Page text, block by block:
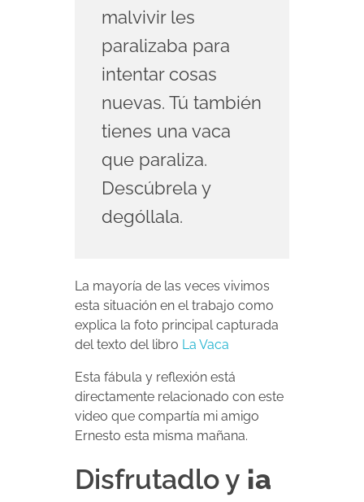
malvivir les
paralizaba para
intentar cosas
nuevas. Tú también
tienes una vaca
que paraliza.
Descúbrela y
dególlala.
La mayoría de las veces vivimos
esta situación en el trabajo como
explica la foto principal capturada
del texto del libro La Vaca
Esta fábula y reflexión está
directamente relacionado con este
video que compartía mi amigo
Ernesto esta misma mañana.
Disfrutadlo y ¡a